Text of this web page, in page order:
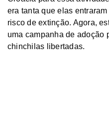
era tanta que elas
risco de extinção. Agora,
uma campanha de adoção
chinchilas libertadas.